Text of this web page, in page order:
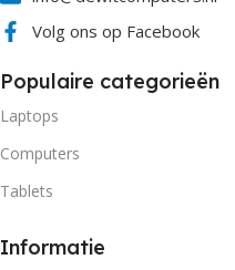
Volg ons op Facebook
Populaire categorieën
Laptops
Computers
Tablets
Informatie